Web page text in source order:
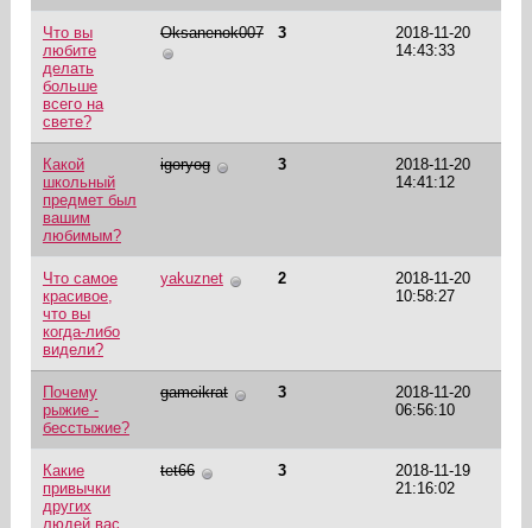
Что вы
любите
делать
больше
всего на
свете?
Oksanenok007 3
2018-11-20
14:43:33
Какой
школьный
предмет был
вашим
любимым?
igoryog 3
2018-11-20
14:41:12
Что самое
красивое,
что вы
когда-либо
видели?
yakuznet 2
2018-11-20
10:58:27
Почему
рыжие -
бесстыжие?
gameikrat 3
2018-11-20
06:56:10
Какие
привычки
других
людей вас
tet66 3
2018-11-19
21:16:02